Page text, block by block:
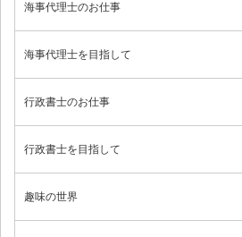
海事代理士のお仕事
海事代理士を目指して
行政書士のお仕事
行政書士を目指して
趣味の世界